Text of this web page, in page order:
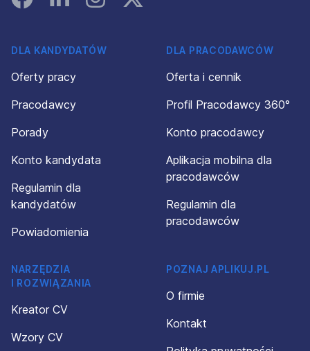
DLA KANDYDATÓW
Oferty pracy
Pracodawcy
Porady
Konto kandydata
Regulamin dla
kandydatów
Powiadomienia
DLA PRACODAWCÓW
Oferta i cennik
Profil Pracodawcy 360°
Konto pracodawcy
Aplikacja mobilna dla
pracodawców
Regulamin dla
pracodawców
NARZĘDZIA
I ROZWIĄZANIA
Kreator CV
Wzory CV
POZNAJ APLIKUJ.PL
O firmie
Kontakt